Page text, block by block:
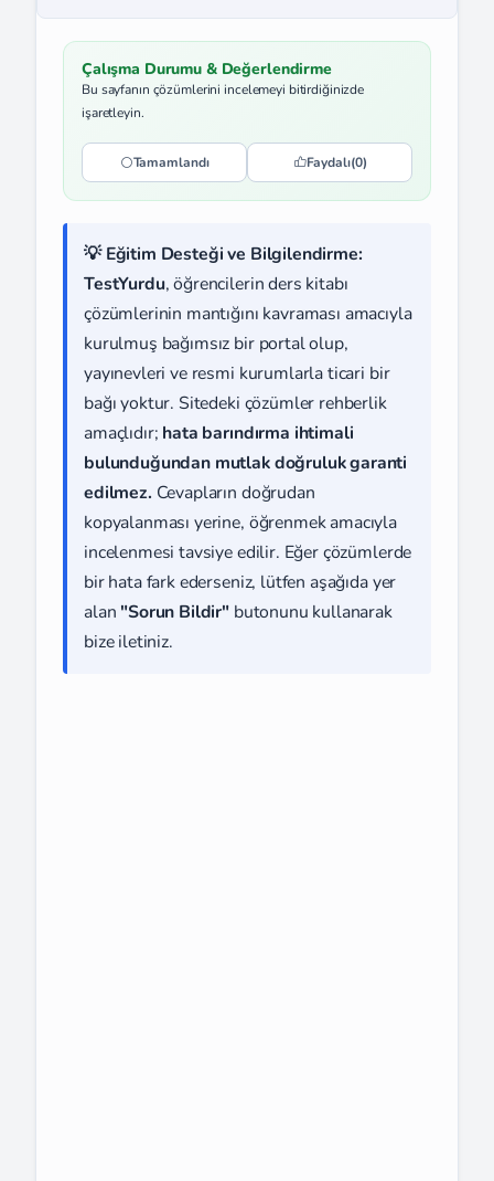
Çalışma Durumu & Değerlendirme
Bu sayfanın çözümlerini incelemeyi bitirdiğinizde
işaretleyin.
Tamamlandı Faydalı(0)
💡 Eğitim Desteği ve Bilgilendirme:
TestYurdu, öğrencilerin ders kitabı
çözümlerinin mantığını kavraması amacıyla
kurulmuş bağımsız bir portal olup,
yayınevleri ve resmi kurumlarla ticari bir
bağı yoktur. Sitedeki çözümler rehberlik
amaçlıdır; hata barındırma ihtimali
bulunduğundan mutlak doğruluk garanti
edilmez. Cevapların doğrudan
kopyalanması yerine, öğrenmek amacıyla
incelenmesi tavsiye edilir. Eğer çözümlerde
bir hata fark ederseniz, lütfen aşağıda yer
alan "Sorun Bildir" butonunu kullanarak
bize iletiniz.